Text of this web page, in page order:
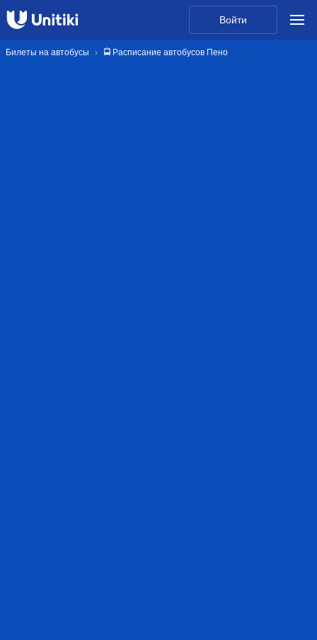
Войти
Билеты на автобусы 🚍 Расписание автобусов Пено